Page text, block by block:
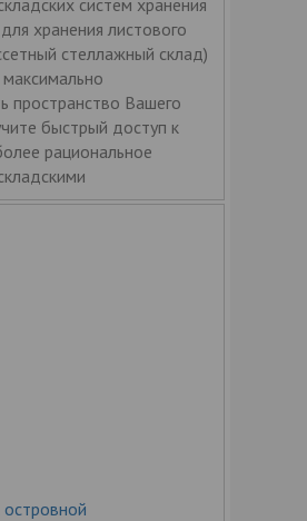
хранения листового
стеллажный склад)
пространство Вашего
быстрый доступ к
рациональное